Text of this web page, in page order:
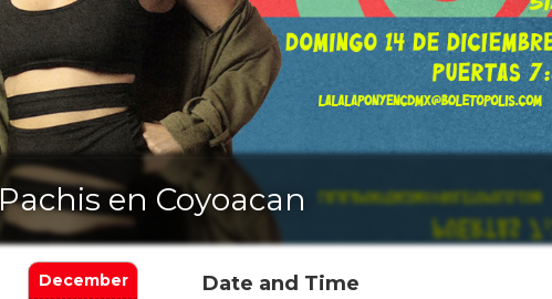
Pachis en Coyoacan
December Date and Time